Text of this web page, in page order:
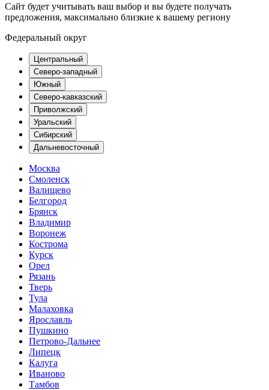
Сайт будет учитывать ваш выбор и вы будете получать
предложения, максимально близкие к вашему региону
Федеральный округ
Центральный
Северо-западный
Южный
Северо-кавказский
Приволжский
Уральский
Сибирский
Дальневосточный
Москва
Смоленск
Валищево
Белгород
Брянск
Владимир
Воронеж
Кострома
Курск
Орел
Рязань
Тверь
Тула
Малаховка
Ярославль
Пушкино
Петрово-Дальнее
Липецк
Калуга
Иваново
Тамбов